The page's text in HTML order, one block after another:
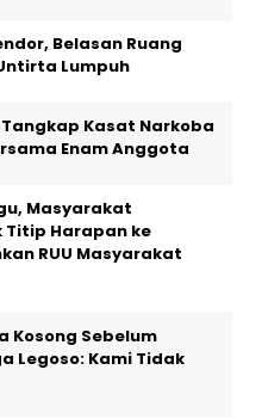
Belasan Ruang
Lumpuh
Kasat Narkoba
Enam Anggota
Masyarakat
Titip Harapan ke
RUU Masyarakat
Kosong Sebelum
Legoso: Kami Tidak